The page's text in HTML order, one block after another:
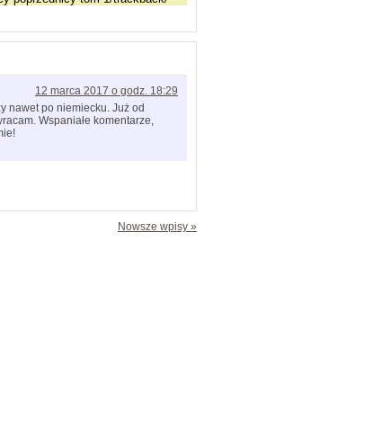
12 marca 2017 o godz. 18:29
nawet po niemiecku. Już od
Wspaniałe komentarze,
Nowsze wpisy »